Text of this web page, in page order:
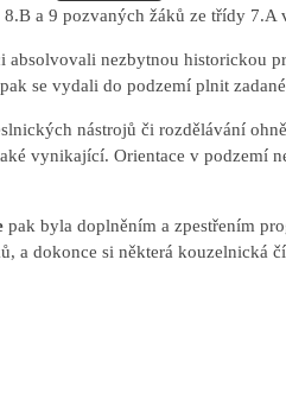
a 9 pozvaných žáků ze třídy
absolvovali nezbytnou historickou
se vydali do podzemí plnit
nástrojů či rozdělávání
vynikající. Orientace v podzemí
pak byla doplněním a zpestřením
a dokonce si některá kouzelnická